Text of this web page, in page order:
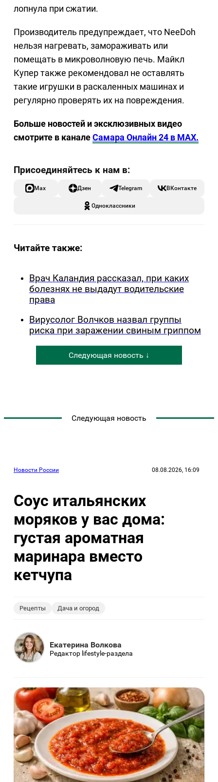
лопнула при сжатии.
Производитель предупреждает, что NeeDoh
нельзя нагревать, замораживать или
помещать в микроволновую печь. Майкл
Купер также рекомендовал не оставлять
такие игрушки в раскаленных машинах и
регулярно проверять их на повреждения.
Больше новостей и эксклюзивных видео
смотрите в каналеСамара Онлайн 24 в MAX.
Max Дзен Telegram ВКонтакте
Одноклассники
Читайте также:
Врач Каландия рассказал, при каких
болезнях не выдадут водительские
права
Вирусолог Волчков назвал группы
риска при заражении свиным гриппом
Следующая новость ↓
Следующая новость
Новости России 08.08.2026, 16:09
Соус итальянских
моряков у вас дома:
густая ароматная
маринара вместо
кетчупа
Рецепты Дача и огород
Екатерина Волкова
Редактор lifestyle-раздела